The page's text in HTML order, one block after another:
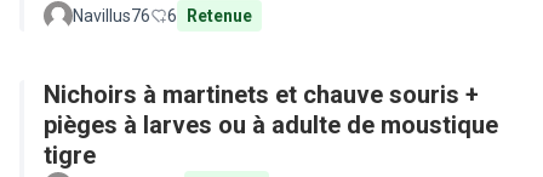
Navillus76 6 Retenue
Nichoirs à martinets et chauve souris +
pièges à larves ou à adulte de moustique
tigre